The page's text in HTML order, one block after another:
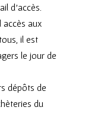
d’accès.
accès aux
il est
le jour de
dépôts de
du